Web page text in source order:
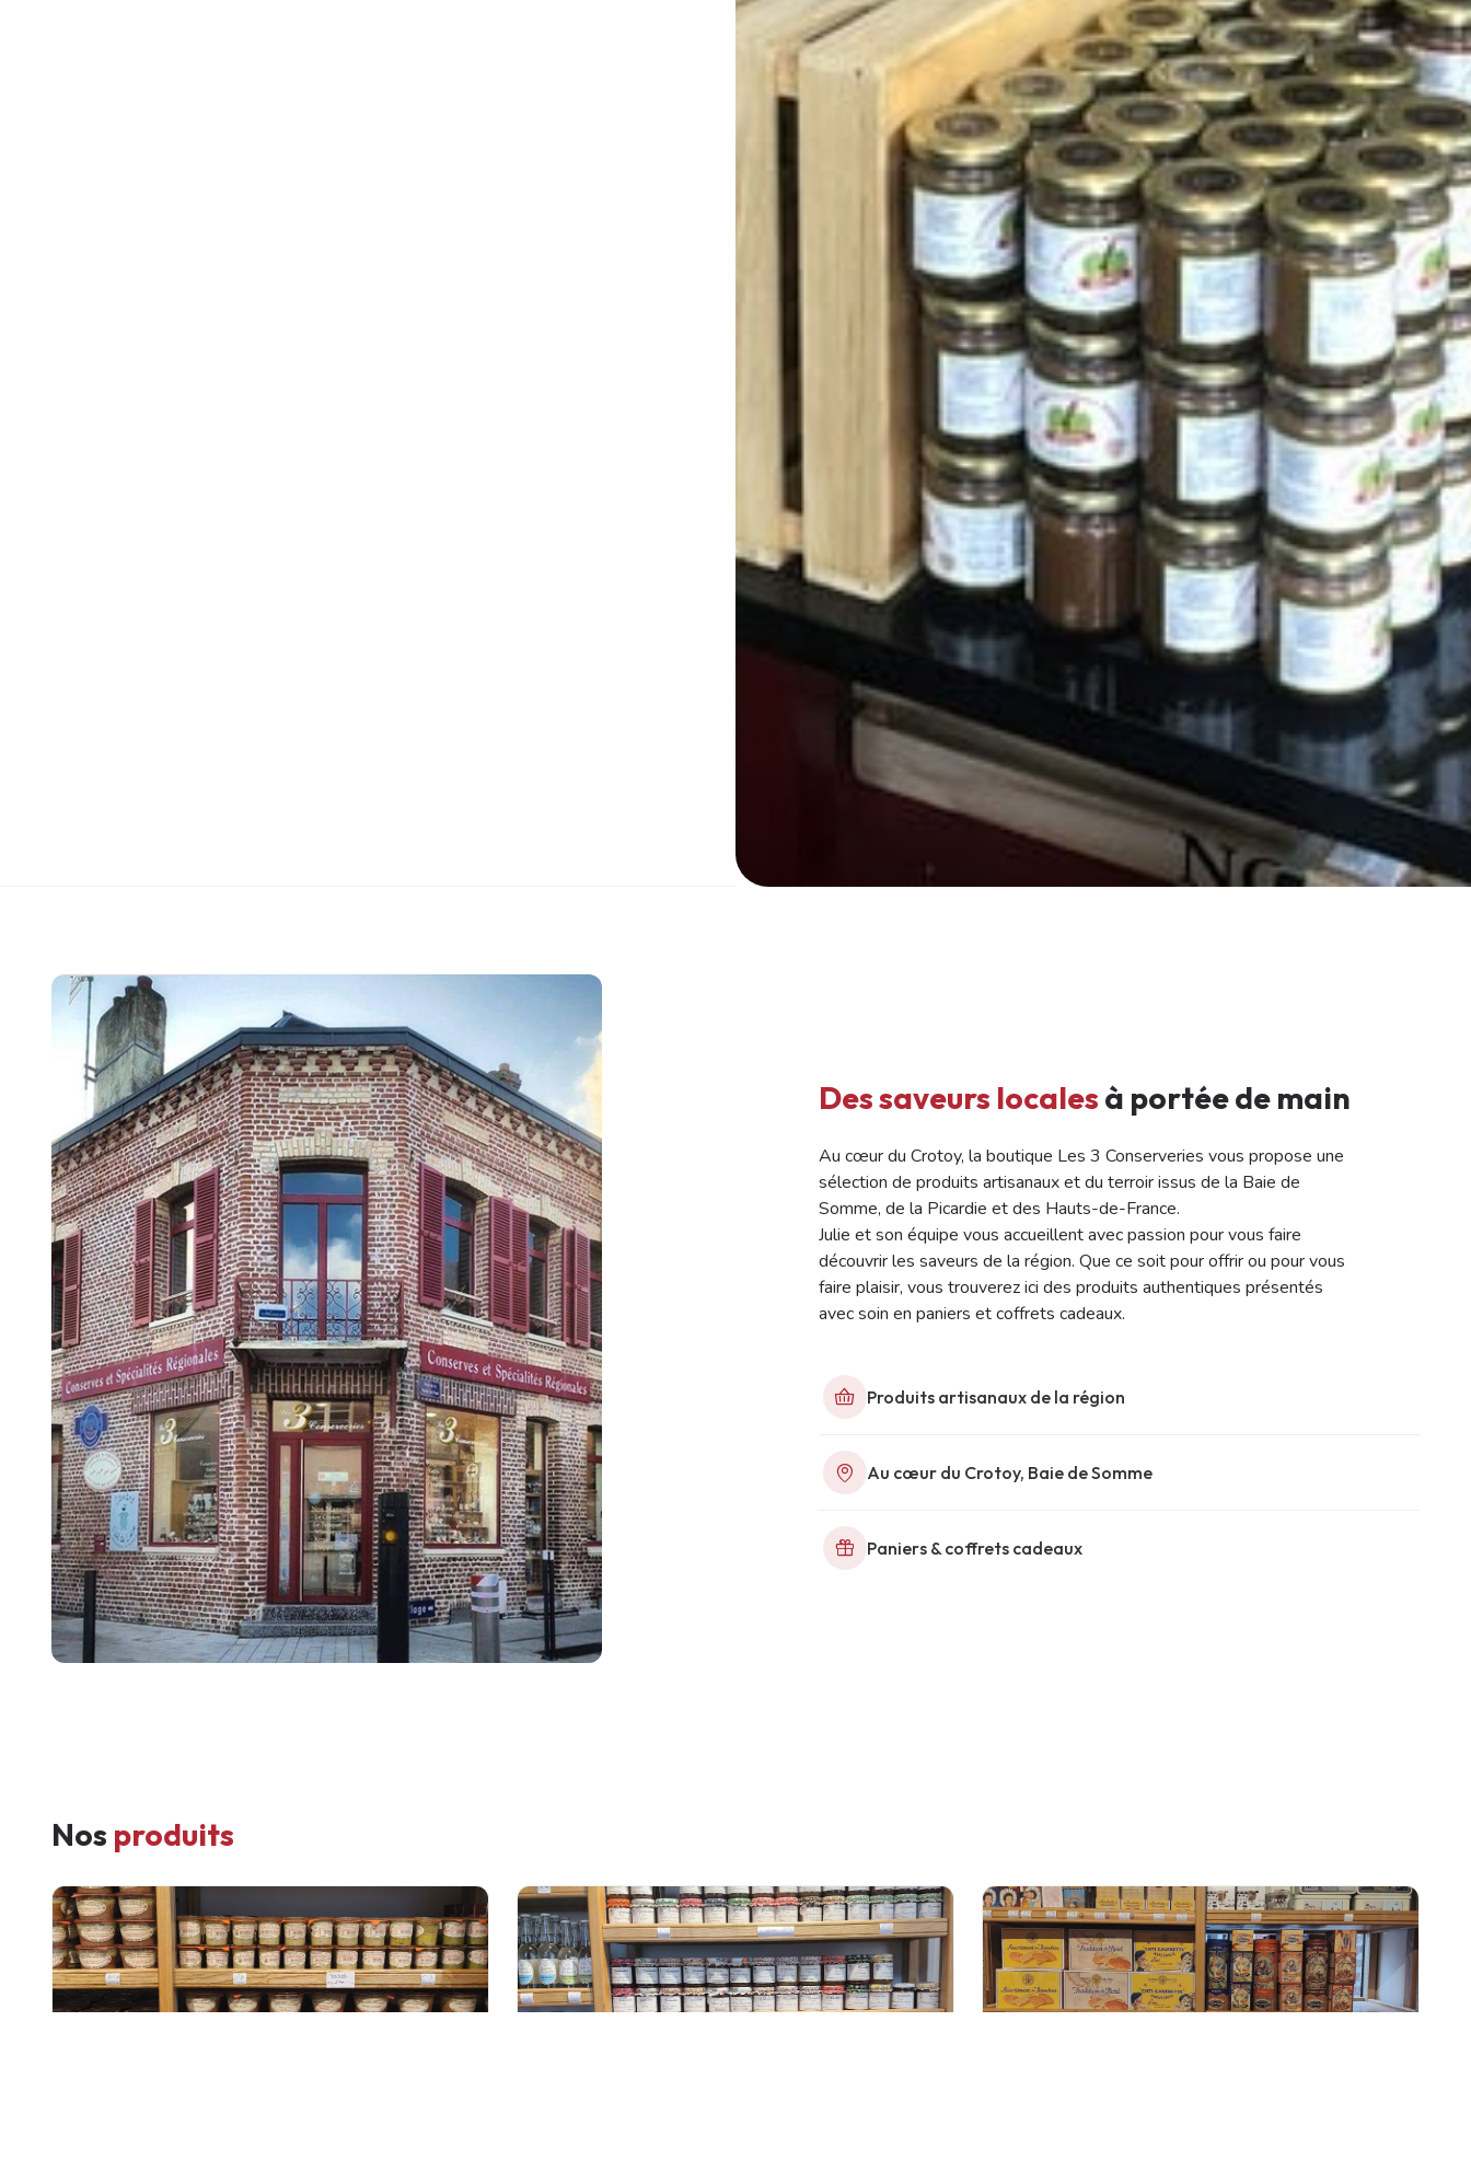
Des saveurs locales à portée de main
Au cœur du Crotoy, la boutique Les 3 Conserveries vous propose une
sélection de produits artisanaux et du terroir issus de la Baie de
Somme, de la Picardie et des Hauts-de-France.
Julie et son équipe vous accueillent avec passion pour vous faire
découvrir les saveurs de la région. Que ce soit pour offrir ou pour vous
faire plaisir, vous trouverez ici des produits authentiques présentés
avec soin en paniers et coffrets cadeaux.
Produits artisanaux de la région
Au cœur du Crotoy, Baie de Somme
Paniers & coffrets cadeaux
Nos produits